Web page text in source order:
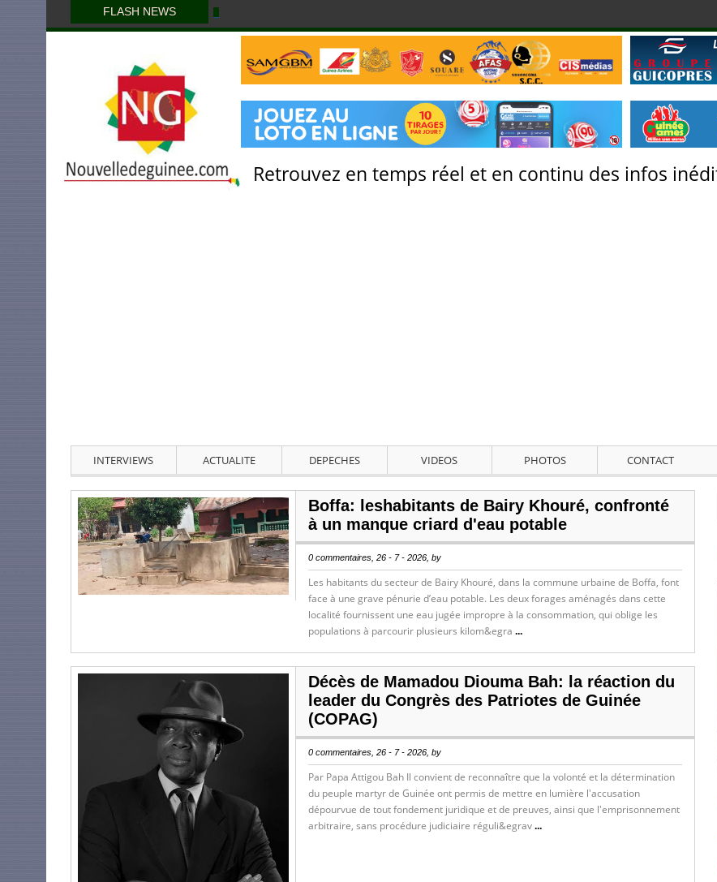
FLASH NEWS
Retrouvez en temps réel et en continu des infos
INTERVIEWS ACTUALITE DEPECHES VIDEOS PHOTOS CONTACT
Boffa: leshabitants de Bairy Khouré, confronté
à un manque criard d'eau potable
0 commentaires, 26 - 7 - 2026, by
Les habitants du secteur de Bairy Khouré, dans la commune urbaine de Boffa, font
face à une grave pénurie d’eau potable. Les deux forages aménagés dans cette
localité fournissent une eau jugée impropre à la consommation, qui oblige les
populations à parcourir plusieurs kilom&egra ...
Décès de Mamadou Diouma Bah: la réaction du
leader du Congrès des Patriotes de Guinée
(COPAG)
0 commentaires, 26 - 7 - 2026, by
Par Papa Attigou Bah Il convient de reconnaître que la volonté et la détermination
du peuple martyr de Guinée ont permis de mettre en lumière l'accusation
dépourvue de tout fondement juridique et de preuves, ainsi que l'emprisonnement
arbitraire, sans procédure judiciaire réguli&egrav...